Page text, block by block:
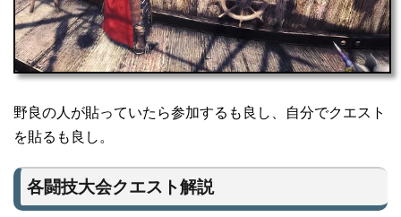
野良の人が貼っていたら参加するも良し、自分でクエスト
を貼るも良し。
各闘技大会クエスト解説